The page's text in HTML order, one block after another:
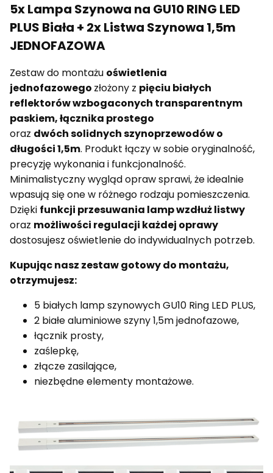
5x Lampa Szynowa na GU10 RING LED
PLUS Biała + 2x Listwa Szynowa 1,5m
JEDNOFAZOWA
Zestaw do montażu oświetlenia
jednofazowego złożony z pięciu białych
reflektorów wzbogaconych transparentnym
paskiem, łącznika prostego
oraz dwóch solidnych szynoprzewodów o
długości 1,5m. Produkt łączy w sobie oryginalność,
precyzję wykonania i funkcjonalność.
Minimalistyczny wygląd opraw sprawi, że idealnie
wpasują się one w różnego rodzaju pomieszczenia.
Dzięki funkcji przesuwania lamp wzdłuż listwy
oraz możliwości regulacji każdej oprawy
dostosujesz oświetlenie do indywidualnych potrzeb.
Kupując nasz zestaw gotowy do montażu,
otrzymujesz:
5 białych lamp szynowych GU10 Ring LED PLUS,
2 białe aluminiowe szyny 1,5m jednofazowe,
łącznik prosty,
zaślepkę,
złącze zasilające,
niezbędne elementy montażowe.